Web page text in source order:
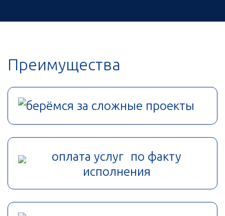
Преимущества
берёмся за сложные проекты
оплата услуг по факту
исполнения